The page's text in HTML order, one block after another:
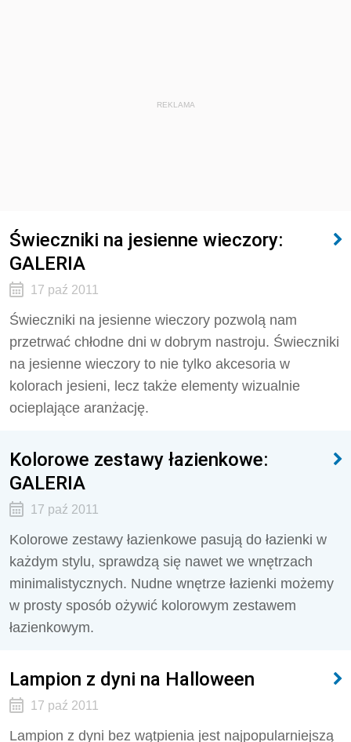
REKLAMA
Świeczniki na jesienne wieczory:
GALERIA
17 paź 2011
Świeczniki na jesienne wieczory pozwolą nam
przetrwać chłodne dni w dobrym nastroju. Świeczniki
na jesienne wieczory to nie tylko akcesoria w
kolorach jesieni, lecz także elementy wizualnie
ocieplające aranżację.
Kolorowe zestawy łazienkowe:
GALERIA
17 paź 2011
Kolorowe zestawy łazienkowe pasują do łazienki w
każdym stylu, sprawdzą się nawet we wnętrzach
minimalistycznych. Nudne wnętrze łazienki możemy
w prosty sposób ożywić kolorowym zestawem
łazienkowym.
Lampion z dyni na Halloween
17 paź 2011
Lampion z dyni bez wątpienia jest najpopularniejszą